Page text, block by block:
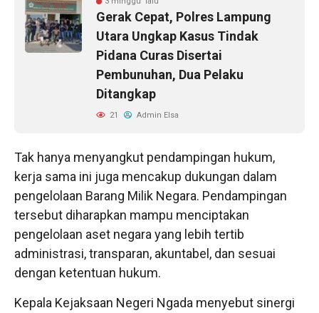
Gerak Cepat, Polres Lampung
Utara Ungkap Kasus Tindak
Pidana Curas Disertai
Pembunuhan, Dua Pelaku
Ditangkap
21 Admin Elsa
Tak hanya menyangkut pendampingan hukum,
kerja sama ini juga mencakup dukungan dalam
pengelolaan Barang Milik Negara. Pendampingan
tersebut diharapkan mampu menciptakan
pengelolaan aset negara yang lebih tertib
administrasi, transparan, akuntabel, dan sesuai
dengan ketentuan hukum.
Kepala Kejaksaan Negeri Ngada menyebut sinergi